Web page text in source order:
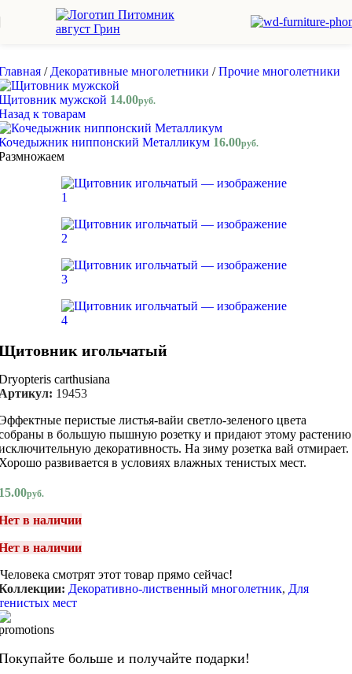
Skip to navigationSkip to main content
/ Декоративные многолетники / Прочие многолетники
мужской 14.00руб.
к товарам
ниппонский Металликум 16.00руб.
игольчатый
carthusiana
19453
перистые листья-вайи светло-зеленого цвета
в большую пышную розетку и придают этому растению
декоративность. На зиму розетка вай отмирает.
развивается в условиях влажных тенистых мест.
руб.
в наличии
в наличии
Человека смотрят этот товар прямо сейчас!
Декоративно-лиственный многолетник, Для
мест
больше и получайте подарки!